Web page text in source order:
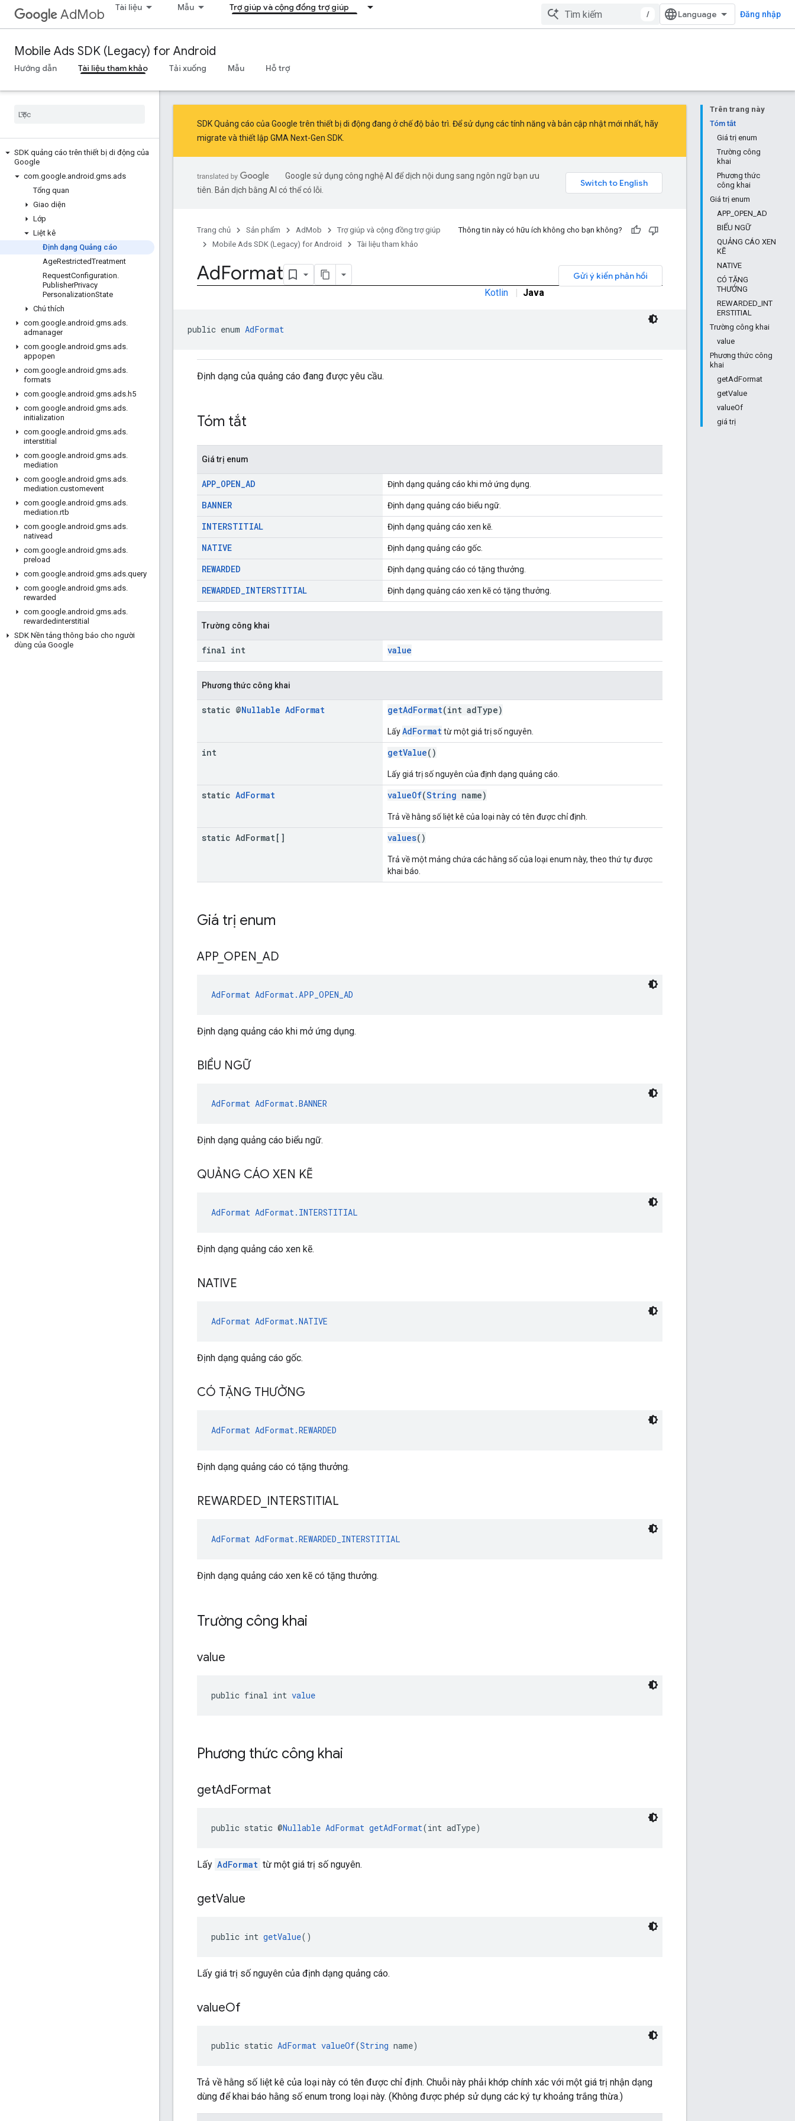
AdMob Tài liệu Mẫu Trợ giúp và cộng đồng trợ giúp
/ Đăng nhập
Mobile Ads SDK (Legacy) for Android
Hướng dẫn Tài liệu tham khảo Tải xuống Mẫu Hỗ trợ
SDK quảng cáo trên thiết bị di động của
Google
com.google.android .gms.ads
Tổng quan
Giao diện
Lớp
Liệt kê
Định dạng Quảng cáo
AgeRestrictedTreatment
RequestConfiguration.
PublisherPrivacy
PersonalizationState
Chú thích
com.google.android .gms.ads.
admanager
com.google.android .gms.ads.
appopen
com.google.android .gms.ads.
formats
com.google.android .gms.ads.h5
com.google.android .gms.ads.
initialization
com.google.android .gms.ads.
interstitial
com.google.android .gms.ads.
mediation
com.google.android .gms.ads.
mediation.customevent
com.google.android .gms.ads.
mediation.rtb
com.google.android .gms.ads.
nativead
com.google.android .gms.ads.
preload
com.google.android .gms.ads.query
com.google.android .gms.ads.
rewarded
com.google.android .gms.ads.
rewardedinterstitial
SDK Nền tảng thông báo cho người
dùng của Google
Trên trang này
Tóm tắt
Giá trị enum
Trường công
khai
Phương thức
công khai
Giá trị enum
APP_OPEN_AD
BIỂU NGỮ
QUẢNG CÁO XEN
KẼ
NATIVE
CÓ TẶNG
THƯỞNG
REWARDED_INT
ERSTITIAL
Trường công khai
value
Phương thức công
khai
getAdFormat
getValue
valueOf
giá trị
SDK Quảng cáo của Google trên thiết bị di động đang ở chế độ bảo trì. Để sử dụng các tính năng và bản cập nhật mới nhất, hãy
migrate và thiết lập GMA Next-Gen SDK
Google sử dụng công nghệ AI để dịch nội dung sang ngôn ngữ bạn ưu
tiên. Bản dịch bằng AI có thể có lỗi.
Trang chủ Sản phẩm AdMob
Trợ giúp và cộng đồng trợ giúp
Mobile Ads SDK (Legacy) for Android
Tài liệu tham khảo
Thông tin này có hữu ích không cho bạn không?
Gửi ý kiến phản hồi
AdFormat
Kotlin | Java
public enum AdFormat
Định dạng của quảng cáo đang được yêu cầu.
Tóm tắt
Giá trị enum
APP_OPEN_AD Định dạng quảng cáo khi mở ứng dụng.
BANNER Định dạng quảng cáo biểu ngữ.
INTERSTITIAL Định dạng quảng cáo xen kẽ.
NATIVE Định dạng quảng cáo gốc.
REWARDED Định dạng quảng cáo có tặng thưởng.
REWARDED_INTERSTITIAL Định dạng quảng cáo xen kẽ có tặng thưởng.
Trường công khai
final int value
Phương thức công khai
static @Nullable AdFormat getAdFormat(int adType)
LấyAdFormattừ một giá trị số nguyên.
int getValue()
Lấy giá trị số nguyên của định dạng quảng cáo.
static AdFormat valueOf(String name)
Trả về hằng số liệt kê của loại này có tên được chỉ định.
static AdFormat[] values()
Trả về một mảng chứa các hằng số của loại enum này, theo thứ tự được
khai báo.
Giá trị enum
APP_ OPEN AD
AdFormat AdFormat.APP_OPEN_AD
Định dạng quảng cáo khi mở ứng dụng.
BIỂU NGỮ
AdFormat AdFormat.BANNER
Định dạng quảng cáo biểu ngữ.
QUẢNG CÁO XEN KẼ
AdFormat AdFormat.INTERSTITIAL
Định dạng quảng cáo xen kẽ.
NATIVE
AdFormat AdFormat.NATIVE
Định dạng quảng cáo gốc.
CÓ TẶNG THƯỞNG
AdFormat AdFormat.REWARDED
Định dạng quảng cáo có tặng thưởng.
REWARDED INTERSTITIAL
AdFormat AdFormat.REWARDED_INTERSTITIAL
Định dạng quảng cáo xen kẽ có tặng thưởng.
Trường công khai
value
public final int value
Phương thức công khai
getAdFormat
public static @Nullable AdFormat getAdFormat(int adType)
Lấy AdFormat từ một giá trị số nguyên.
getValue
public int getValue()
Lấy giá trị số nguyên của định dạng quảng cáo.
valueOf
public static AdFormat valueOf(String name)
Trả về hằng số liệt kê của loại này có tên được chỉ định. Chuỗi này phải khớp chính xác với một giá trị nhận dạng
dùng để khai báo hằng số enum trong loại này. (Không được phép sử dụng các ký tự khoảng trắng thừa.)